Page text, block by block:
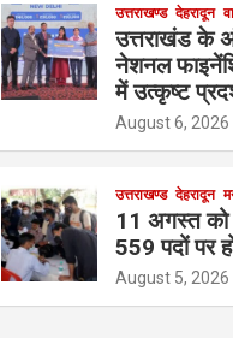
उत्तराखण्ड देहरादून
उत्तराखंड के
नेशनल
में उत्कृष्ट
August 6, 2026
उत्तराखण्ड देहरादून
11 अगस्त को
559 पदों पर
August 5, 2026